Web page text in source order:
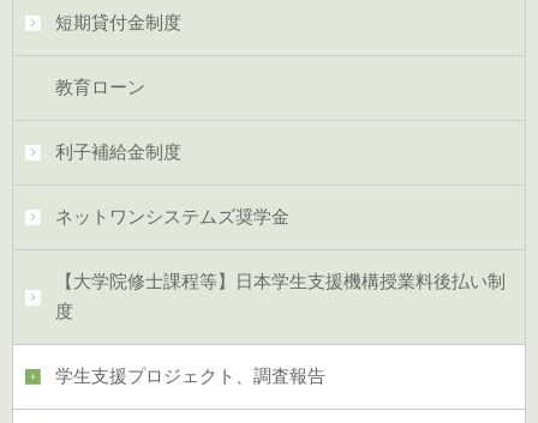
短期貸付金制度
教育ローン
利子補給金制度
ネットワンシステムズ奨学金
【大学院修士課程等】日本学生支援機構授業料後払い制
度
学生支援プロジェクト、調査報告